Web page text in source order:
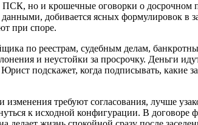
но и крошечные оговорки о досрочном
добивается ясных формулировок в
при споре.
по реестрам, судебным делам,
и неустойки за просрочку. Деньги
подскажет, когда подписывать, какие
требуют согласования, лучше
к исходной конфигурации. В